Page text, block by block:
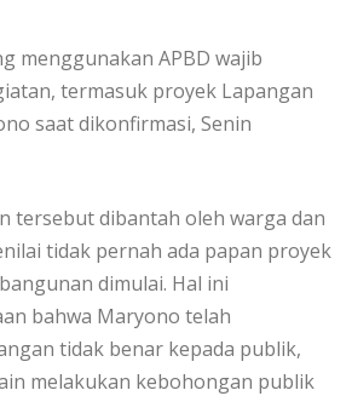
menggunakan APBD wajib
termasuk proyek Lapangan
saat dikonfirmasi, Senin
tersebut dibantah oleh warga dan
tidak pernah ada papan proyek
dimulai. Hal ini
bahwa Maryono telah
tidak benar kepada publik,
melakukan kebohongan publik